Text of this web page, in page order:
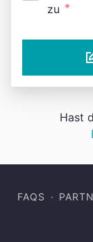
zu *
Hast
FAQS